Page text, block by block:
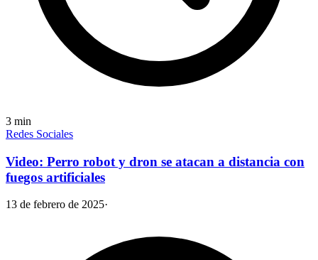
3 min
Redes Sociales
Video: Perro robot y dron se atacan a distancia con
fuegos artificiales
13 de febrero de 2025·